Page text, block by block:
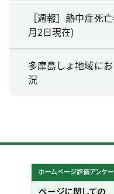
［週報］熱中症死
月2日現在)
多摩島しょ地域に
況